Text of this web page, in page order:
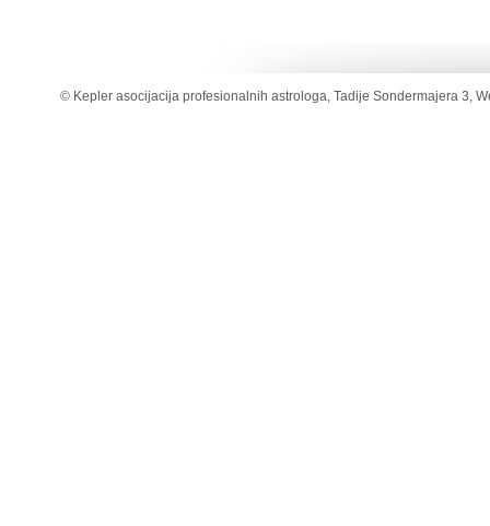
© Kepler asocijacija profesionalnih astrologa, Tadije Sondermajera 3,